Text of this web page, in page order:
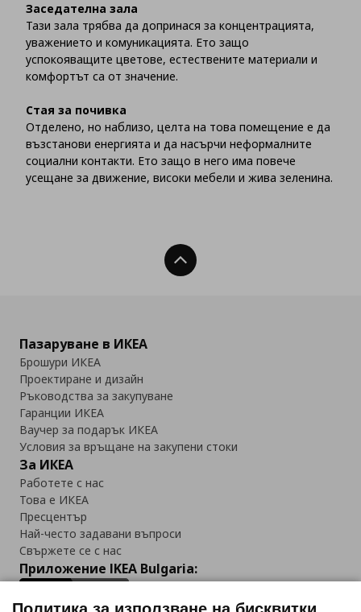
Заседателна зала
Тази зала трябва да допринася за концентрацията,
уважението и комуникацията. Ето защо
успокояващите цветове, естествените материали и
комфортът са от значение.
Стая за почивка
Отделено, но наблизо, целта на това помещение е да
възстанови енергията и да насърчи неформалните
социални контакти. Ето защо в него има повече
усещане за движение, високи мебели и жива зеленина.
Нагоре
Пазаруване в ИКЕА
Брошури ИКЕА
Проектиране и дизайн
Ръководства за закупуване
Гаранции ИКЕА
Ваучер за подарък ИКЕА
Условия за връщане на закупени стоки
За ИКЕА
Работете с нас
Това е ИКЕА
Пресцентър
Най-често задавани въпроси
Свържете се с нас
Приложение IKEA Bulgaria: